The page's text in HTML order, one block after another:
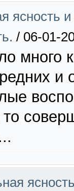
ясность
/ 06-01-
много
и
то